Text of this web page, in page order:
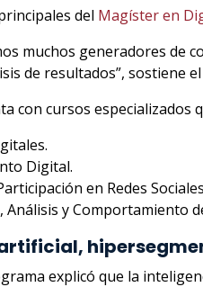
del Magíster en
muchos generadores de
de resultados”, sostiene
con cursos especializados
Digital.
en Redes
Análisis y Comportamiento
explicó que la